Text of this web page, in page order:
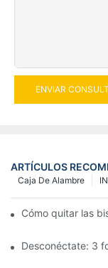
ENVIAR
ARTÍCULOS
Caja De Alambre
Cómo quitar las
Desconéctate: 3